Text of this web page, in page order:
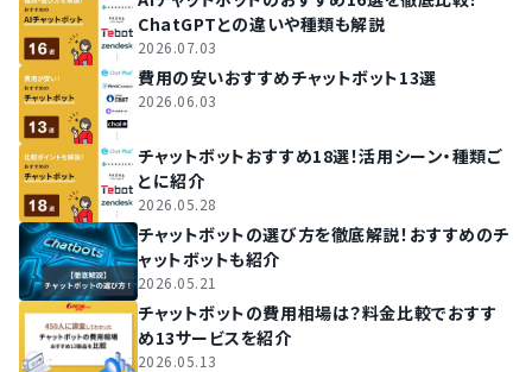
ChatGPTとの違いや種類も解説
2026.07.03
費用の安いおすすめチャットボット13選
2026.06.03
チャットボットおすすめ18選！活用シーン・種類ご
とに紹介
2026.05.28
チャットボットの選び方を徹底解説！おすすめのチ
ャットボットも紹介
2026.05.21
チャットボットの費用相場は？料金比較でおすす
め13サービスを紹介
2026.05.13